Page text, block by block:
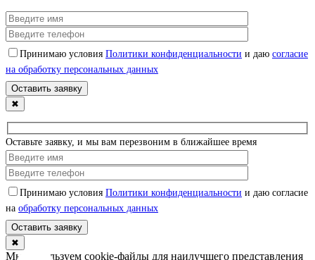
Принимаю условия Политики конфиденциальности и даю согласие
на обработку персональных данных
✖
Оставьте заявку, и мы вам перезвоним в ближайшее время
Принимаю условия Политики конфиденциальности и даю согласие
на обработку персональных данных
✖
Мы используем cookie-файлы для наилучшего представления